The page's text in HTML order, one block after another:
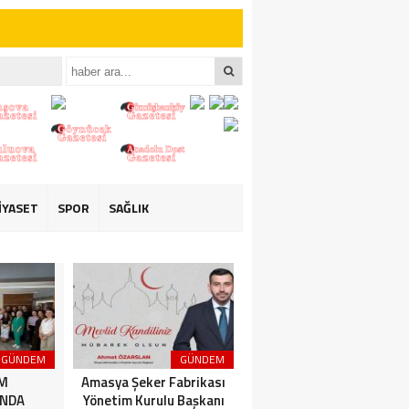
İçin Anlamlı
İçin Anlamlı
SPOR SAĞLIK
GÜNDEM GÜNDEM
Amasya Şeker Fabrikası
Yönetim Kurulu Başkanı